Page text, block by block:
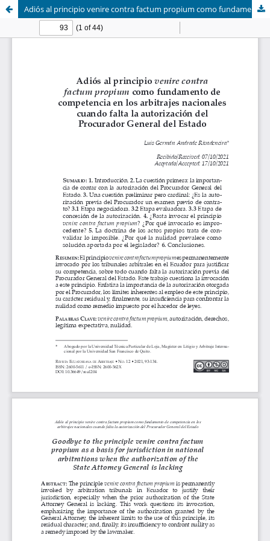
Adiós al principio venire contra factum propium como fundamento de competencia en los arbitrajes nacionales cuando falta la autorización del Procurador General del Estado